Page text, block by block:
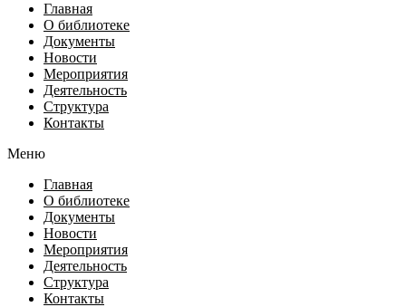
Главная
О библиотеке
Документы
Новости
Мероприятия
Деятельность
Структура
Контакты
Меню
Главная
О библиотеке
Документы
Новости
Мероприятия
Деятельность
Структура
Контакты